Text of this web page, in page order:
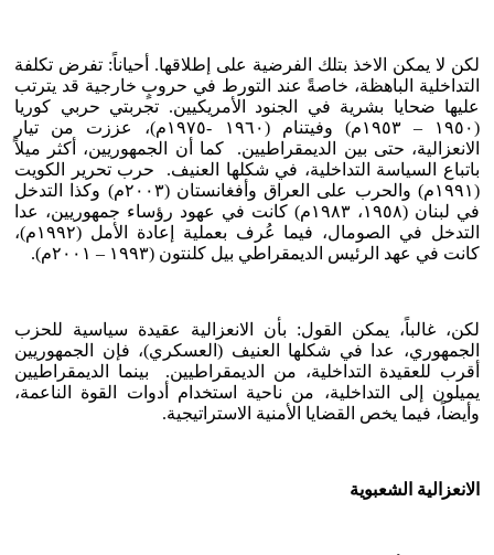
لكن لا يمكن الاخذ بتلك الفرضية على إطلاقها. أحياناً: تفرض تكلفة
التداخلية الباهظة، خاصةً عند التورط في حروبٍ خارجية قد يترتب
عليها ضحايا بشرية في الجنود الأمريكيين. تجربتي حربي كوريا
(١٩٥٠ – ١٩٥٣م) وفيتنام (١٩٦٠ -١٩٧٥م)، عززت من تيار
الانعزالية، حتى بين الديمقراطيين. كما أن الجمهوريين، أكثر ميلاً
باتباع السياسة التداخلية، في شكلها العنيف. حرب تحرير الكويت
(١٩٩١م) والحرب على العراق وأفغانستان (٢٠٠٣م) وكذا التدخل
في لبنان (١٩٥٨، ١٩٨٣م) كانت في عهود رؤساء جمهوريين، عدا
التدخل في الصومال، فيما عُرف بعملية إعادة الأمل (١٩٩٢م)،
كانت في عهد الرئيس الديمقراطي بيل كلنتون (١٩٩٣ – ٢٠٠١م).
لكن، غالباً، يمكن القول: بأن الانعزالية عقيدة سياسية للحزب
الجمهوري، عدا في شكلها العنيف (العسكري)، فإن الجمهوريين
أقرب للعقيدة التداخلية، من الديمقراطيين. بينما الديمقراطيين
يميلون إلى التداخلية، من ناحية استخدام أدوات القوة الناعمة،
وأيضاً، فيما يخص القضايا الأمنية الاستراتيجية.
الانعزالية الشعبوية